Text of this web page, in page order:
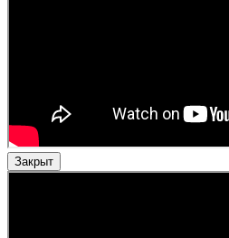
Закрыт